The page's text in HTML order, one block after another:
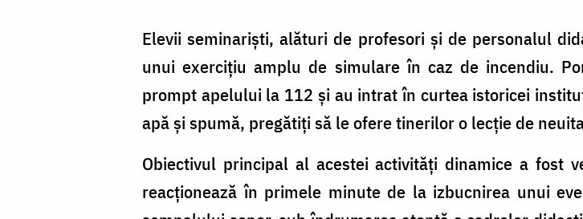
Elevii seminariști, alături de profesori și de personalul
unui exercițiu amplu de simulare în caz de incendiu.
prompt apelului la 112 și au intrat în curtea istoricei
apă și spumă, pregătiți să le ofere tinerilor o lecție de
Obiectivul principal al acestei activități dinamice a fost
reacționează în primele minute de la izbucnirea unui